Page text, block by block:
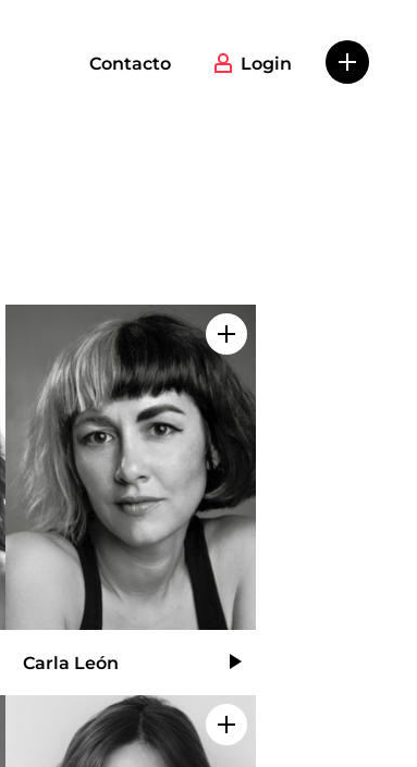
Contacto Login
a mi selección
Carla León Video
Añadir a mi selección
a mi selección Añadir a mi selección